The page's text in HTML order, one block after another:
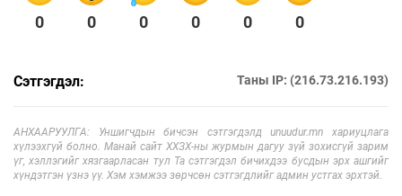
0 0 0 0 0 0
Сэтгэгдэл: Таны IP: (216.73.216.193)
АНХААРУУЛГА: Уншигчдын бичсэн сэтгэгдэлд unuudur.mn хариуцлага
хүлээхгүй болно. Манай сайт ХХЗХ-ны журмын дагуу зүй зохисгүй зарим
үг, хэллэгийг хязгаарласан тул Та сэтгэгдэл бичихдээ бусдын эрх ашгийг
хүндэтгэн үзнэ үү. Хэм хэмжээ зөрчсөн сэтгэгдлийг админ устгах эрхтэй.